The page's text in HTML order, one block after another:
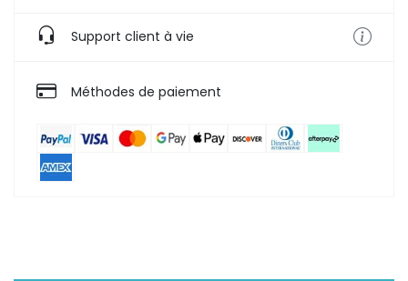
Support client à vie
Méthodes de paiement